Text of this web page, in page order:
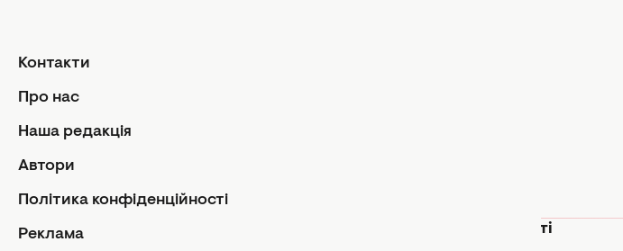
Контакти
Про нас
Наша редакція
Автори
Політика конфіденційності
Реклама
Здоров'я
Автори
Політика конфіденційності